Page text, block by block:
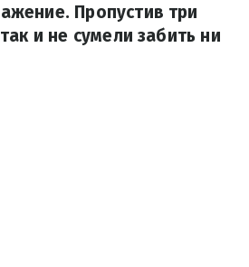
Пропустив три
и не сумели забить ни